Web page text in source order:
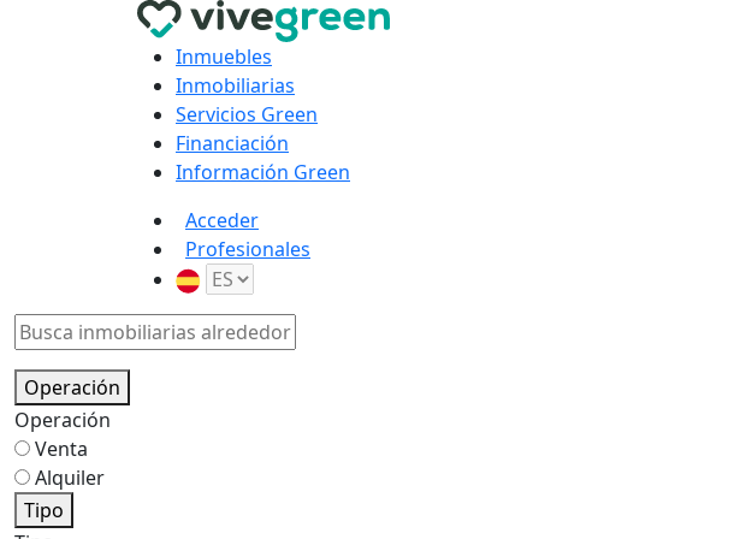
Inmuebles
Inmobiliarias
Servicios Green
Financiación
Información Green
Acceder
Profesionales
Operación
Operación
Venta
Alquiler
Tipo